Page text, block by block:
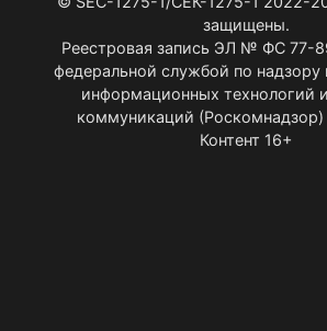
защищены.
Реестровая запись ЭЛ № ФС 77-
федеральной службой по надзору
информационных технологий
коммуникаций
Контент 16+